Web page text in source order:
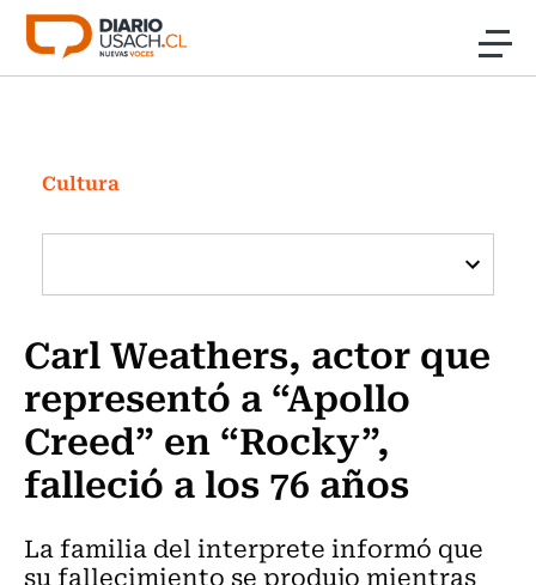
Click acá para ir directamente al contenido
Investigación
Cultura
Programas Radio y TV Usach
Cultura
Carl Weathers, actor que
representó a “Apollo
Creed” en “Rocky”,
falleció a los 76 años
La familia del interprete informó que
su fallecimiento se produjo mientras